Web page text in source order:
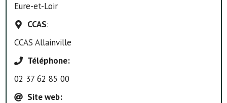
Eure-et-Loir
CCAS:
CCAS Allainville
Téléphone:
02 37 62 85 00
Site web: